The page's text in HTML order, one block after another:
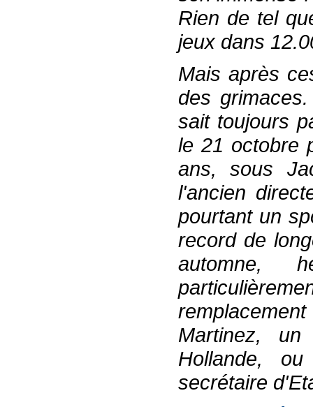
Rien de tel
jeux dans
Mais après
des
sait toujours
le 21 octobre
ans, sous
l'ancien
pourtant un
record de
automne,
Martinez,
Hollande,
secrétaire